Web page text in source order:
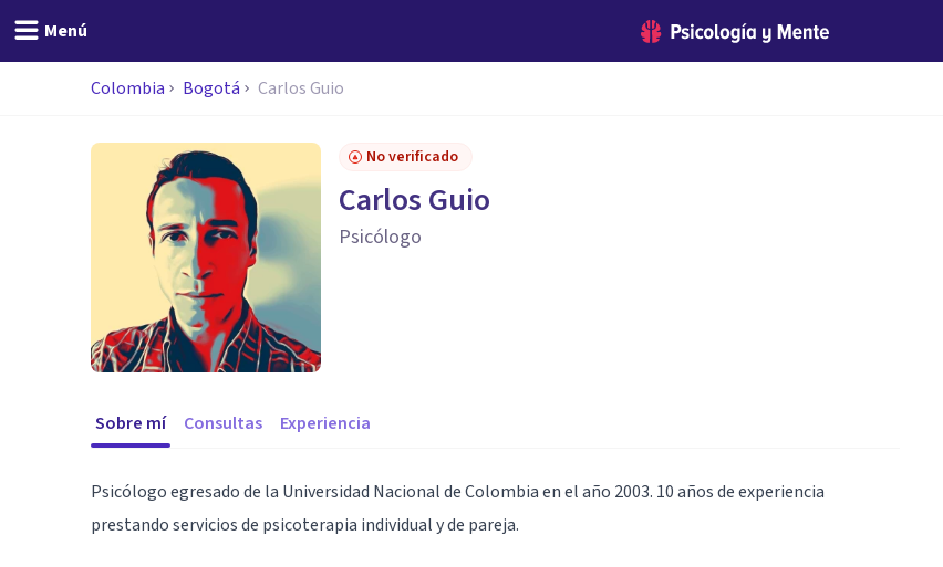
Menú
Colombia Bogotá Carlos Guio
No verificado
Carlos Guio
Psicólogo
Sobre mí Consultas Experiencia
Psicólogo egresado de la Universidad Nacional de Colombia en el año 2003. 10 años de experiencia
prestando servicios de psicoterapia individual y de pareja.